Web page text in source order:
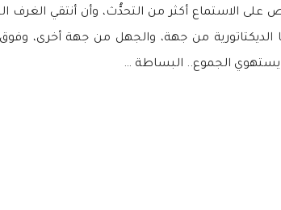
الاستماع أكثر من التحدُّث، وأن أنتقي الغرف
من جهة، والجهل من جهة أخرى،
يستهوي الجموع.. البساطة …